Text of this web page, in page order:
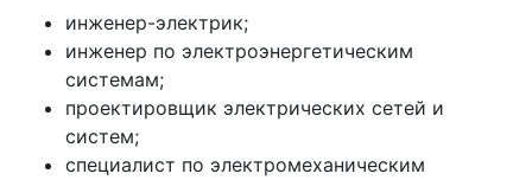
инженер-электрик;
инженер по электроэнергетическим
системам;
проектировщик электрических сетей и
систем;
специалист по электромеханическим